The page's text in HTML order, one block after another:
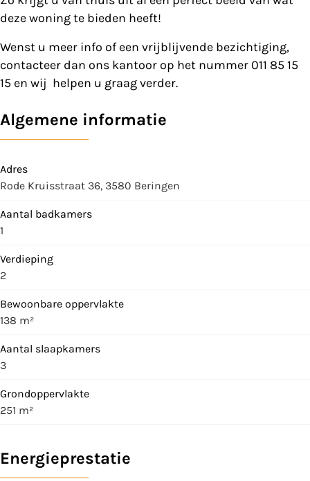
deze woning te bieden heeft!
Wenst u meer info of een vrijblijvende bezichtiging,
contacteer dan ons kantoor op het nummer 011 85 15
15 en wij helpen u graag verder.
Algemene informatie
Adres
Rode Kruisstraat 36, 3580 Beringen
Aantal badkamers
1
Verdieping
2
Bewoonbare oppervlakte
138 m²
Aantal slaapkamers
3
Grondoppervlakte
251 m²
Energieprestatie